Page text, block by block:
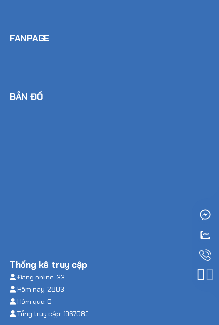
FANPAGE
BẢN ĐỒ
Thống kê truy cập
Đang online: 33
Hôm nay: 2883
Hôm qua: 0
Tổng truy cập: 1967083